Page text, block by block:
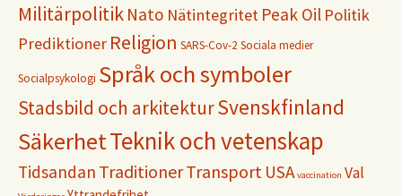
Militärpolitik Nato Nätintegritet Peak Oil Politik
Prediktioner Religion SARS-Cov-2 Sociala medier
Socialpsykologi Språk och symboler
Stadsbild och arkitekturSvenskfinland
SäkerhetTeknik och vetenskap
Tidsandan TraditionerTransport USA vaccination Val